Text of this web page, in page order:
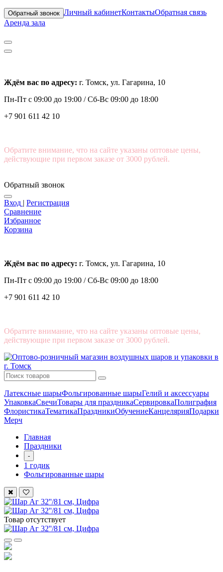
Обратный звонок Личный кабинетКонтактыОбратная связь
Аренда зала
Ждём вас по адресу: г. Томск, ул. Гагарина, 10
Пн-Пт с 09:00 до 19:00 /Сб-Вс 09:00 до 18:00
+7 901 611 42 10
Обратите внимание, что на сайте указаны оптовые цены,
действующие при первом заказе от 3000 рублей.
Обратный звонок
Вход | Регистрация
Сравнение
Избранное
Корзина
Ждём вас по адресу: г. Томск, ул. Гагарина, 10
Пн-Пт с 09:00 до 19:00 /Сб-Вс 09:00 до 18:00
+7 901 611 42 10
Обратите внимание, что на сайте указаны оптовые цены,
действующие при первом заказе от 3000 рублей.
Латексные шарыФольгированные шарыГелий и аксессуары
УпаковкаСвечиТовары для праздникаСервировкаПолиграфия
ФлористикаТематикаПраздникиОбучениеКанцелярияПодарки
Мерч
Главная
Праздники
-
1 годик
Фольгированные шары
Товар отсутствует